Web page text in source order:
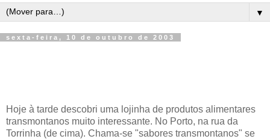
▼
sexta-feira, 10 de outubro de 2003
Hoje à tarde descobri uma lojinha de produtos alimentares
transmontanos muito interessante. No Porto, na rua da
Torrinha (de cima). Chama-se "sabores transmontanos" se